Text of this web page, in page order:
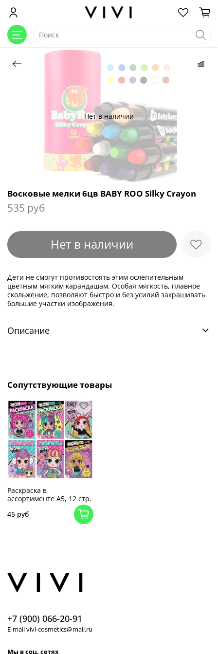
Нет в наличии
Восковые мелки 6цв BABY ROO Silky Crayon
535 руб
Нет в наличии
Дети не смогут противостоять этим ослепительным
цветным мягким карандашам. Особая мягкость, плавное
скольжение, позволяют быстро и без усилий закрашивать
большие участки изображения.
Описание
Сопутствующие товары
Раскраска в
ассортименте А5, 12 стр.
45 руб
+7 (900) 066-20-91
E-mail vivi-cosmetics@mail.ru
Мы в соц. сетях